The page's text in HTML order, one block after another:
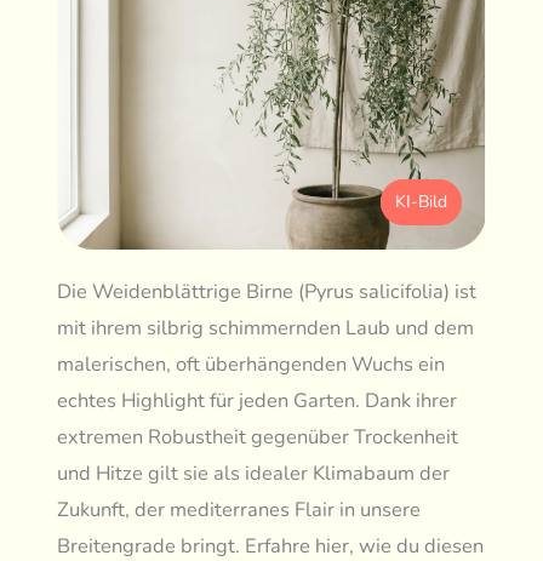
KI-Bild
Die Weidenblättrige Birne (Pyrus salicifolia) ist
mit ihrem silbrig schimmernden Laub und dem
malerischen, oft überhängenden Wuchs ein
echtes Highlight für jeden Garten. Dank ihrer
extremen Robustheit gegenüber Trockenheit
und Hitze gilt sie als idealer Klimabaum der
Zukunft, der mediterranes Flair in unsere
Breitengrade bringt. Erfahre hier, wie du diesen